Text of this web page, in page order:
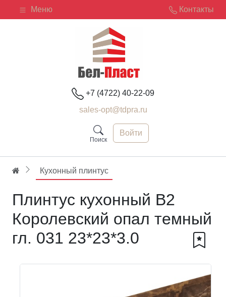
Меню Контакты
+7 (4722) 40-22-09
sales-opt@tdpra.ru
Поиск
Войти
Кухонный плинтус
Плинтус кухонный В2
Королевский опал темный
гл. 031 23*23*3.0